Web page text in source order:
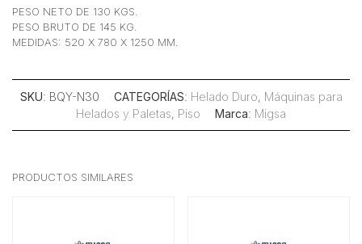
PESO NETO DE 130 KGS.
PESO BRUTO DE 145 KG.
MEDIDAS: 520 X 780 X 1250 MM.
SKU: BQY-N30 CATEGORÍAS: Helado Duro, Máquinas para
Helados y Paletas, Piso Marca: Migsa
PRODUCTOS SIMILARES